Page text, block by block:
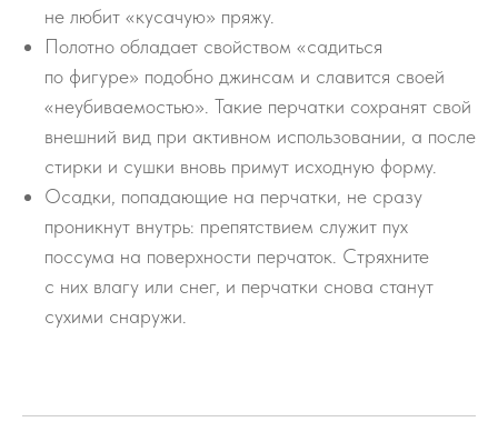
не любит «кусачую» пряжу.
Полотно обладает свойством «садиться
по фигуре» подобно джинсам и славится своей
«неубиваемостью». Такие перчатки сохранят свой
внешний вид при активном использовании, а после
стирки и сушки вновь примут исходную форму.
Осадки, попадающие на перчатки, не сразу
проникнут внутрь: препятствием служит пух
поссума на поверхности перчаток. Стряхните
с них влагу или снег, и перчатки снова станут
сухими снаружи.